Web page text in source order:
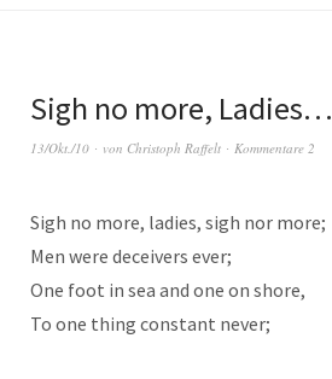
Sigh no more, Ladies…
13/Okt./10 von Christoph Raffelt Kommentare 2
Sigh no more, ladies, sigh nor more;
Men were deceivers ever;
One foot in sea and one on shore,
To one thing constant never;